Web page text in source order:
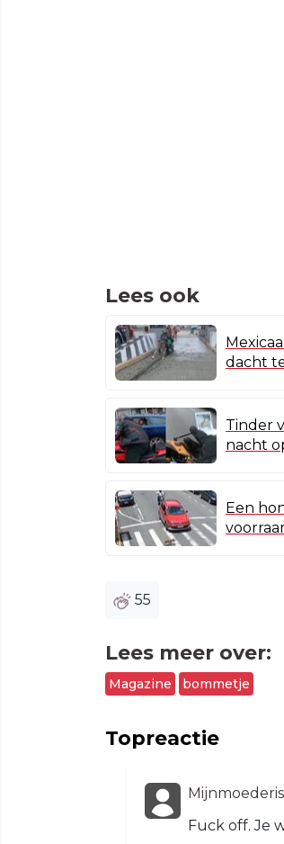
Lees ook
dacht
Tinder
nacht
Een
55
Lees meer over:
Magazine bommetje
Topreactie
Fuck off. Je